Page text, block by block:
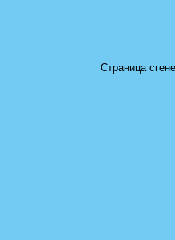
Страница